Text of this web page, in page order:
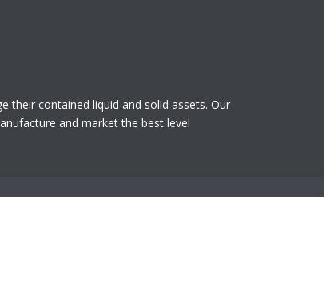
their contained liquid and solid assets. Our
and market the best level